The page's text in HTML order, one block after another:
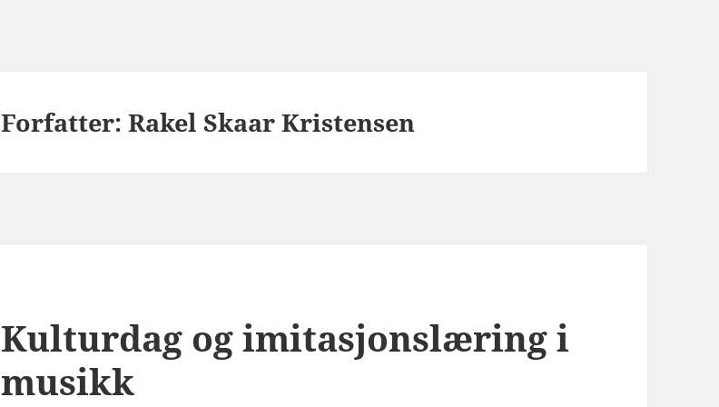
Forfatter:Rakel Skaar Kristensen
Kulturdag og imitasjonslæring i
musikk